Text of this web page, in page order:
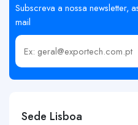
Subscreva a nossa newsletter,
mail
Insira o seu email
Sede Lisboa